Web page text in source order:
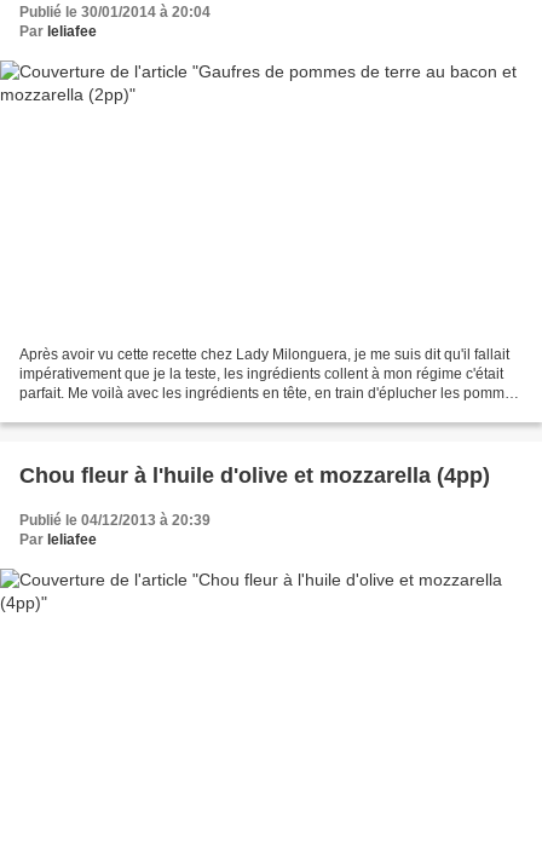
Publié le 30/01/2014 à 20:04
Par leliafee
Après avoir vu cette recette chez Lady Milonguera, je me suis dit qu'il fallait
impérativement que je la teste, les ingrédients collent à mon régime c'était
parfait. Me voilà avec les ingrédients en tête, en train d'éplucher les pommes
Chou fleur à l'huile d'olive et mozzarella (4pp)
Publié le 04/12/2013 à 20:39
Par leliafee